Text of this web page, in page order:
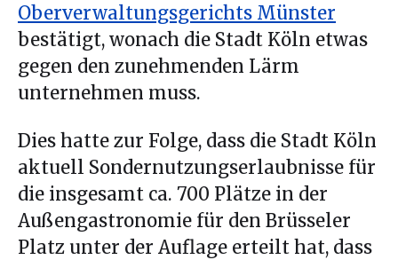
Oberverwaltungsgerichts Münster
bestätigt, wonach die Stadt Köln etwas
gegen den zunehmenden Lärm
unternehmen muss.
Dies hatte zur Folge, dass die Stadt Köln
aktuell Sondernutzungserlaubnisse für
die insgesamt ca. 700 Plätze in der
Außengastronomie für den Brüsseler
Platz unter der Auflage erteilt hat, dass